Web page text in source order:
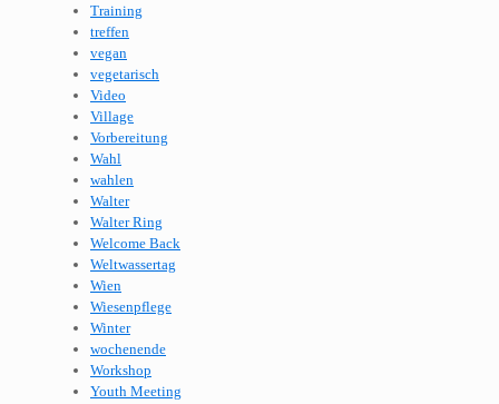
Training
treffen
vegan
vegetarisch
Video
Village
Vorbereitung
Wahl
wahlen
Walter
Walter Ring
Welcome Back
Weltwassertag
Wien
Wiesenpflege
Winter
wochenende
Workshop
Youth Meeting